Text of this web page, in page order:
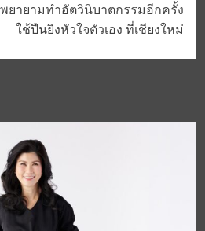
ยายามทำอัตวินิบาตกรรมอีกครั้ง
ใช้ปืนยิงหัวใจตัวเอง ที่เชียงใหม่